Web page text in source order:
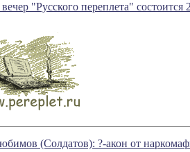
"Русского переплета" состоится
(Солдатов): ?-акон от